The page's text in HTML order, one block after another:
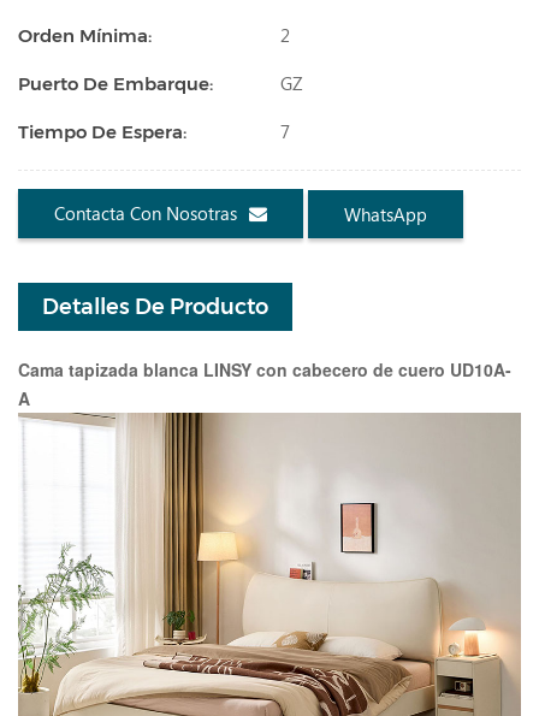
Orden Mínima: 2
Puerto De Embarque: GZ
Tiempo De Espera: 7
Contacta Con Nosotras WhatsApp
Detalles De Producto
Cama tapizada blanca LINSY con cabecero de cuero UD10A-
A